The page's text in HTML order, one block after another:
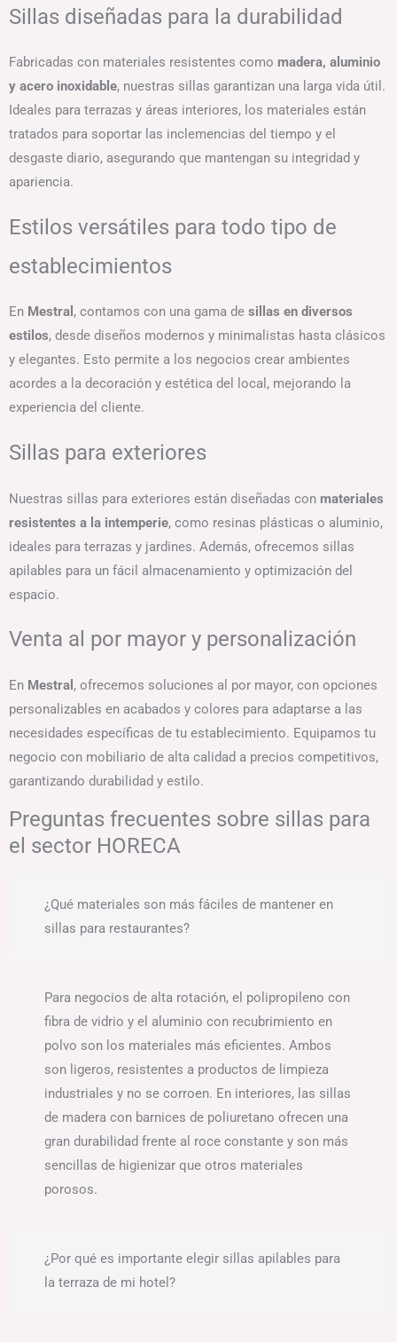
Sillas diseñadas para la durabilidad
Fabricadas con materiales resistentes como madera, aluminio
y acero inoxidable, nuestras sillas garantizan una larga vida útil.
Ideales para terrazas y áreas interiores, los materiales están
tratados para soportar las inclemencias del tiempo y el
desgaste diario, asegurando que mantengan su integridad y
apariencia.
Estilos versátiles para todo tipo de
establecimientos
En Mestral , contamos con una gama de sillas en diversos
estilos, desde diseños modernos y minimalistas hasta clásicos
y elegantes. Esto permite a los negocios crear ambientes
acordes a la decoración y estética del local, mejorando la
experiencia del cliente.
Sillas para exteriores
Nuestras sillas para exteriores están diseñadas con materiales
resistentes a la intemperie, como resinas plásticas o aluminio,
ideales para terrazas y jardines. Además, ofrecemos sillas
apilables para un fácil almacenamiento y optimización del
espacio.
Venta al por mayor y personalización
En Mestral , ofrecemos soluciones al por mayor, con opciones
personalizables en acabados y colores para adaptarse a las
necesidades específicas de tu establecimiento. Equipamos tu
negocio con mobiliario de alta calidad a precios competitivos,
garantizando durabilidad y estilo.
Preguntas frecuentes sobre sillas para
el sector HORECA
¿Qué materiales son más fáciles de mantener en
sillas para restaurantes?
Para negocios de alta rotación, el polipropileno con
fibra de vidrio y el aluminio con recubrimiento en
polvo son los materiales más eficientes. Ambos
son ligeros, resistentes a productos de limpieza
industriales y no se corroen. En interiores, las sillas
de madera con barnices de poliuretano ofrecen una
gran durabilidad frente al roce constante y son más
sencillas de higienizar que otros materiales
porosos.
¿Por qué es importante elegir sillas apilables para
la terraza de mi hotel?